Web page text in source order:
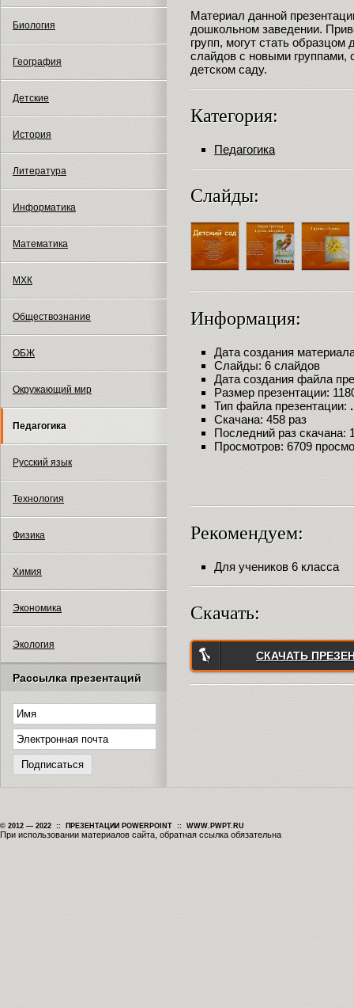
Биология
География
Детские
История
Литература
Информатика
Математика
МХК
Обществознание
ОБЖ
Окружающий мир
Педагогика
Русский язык
Технология
Физика
Химия
Экономика
Экология
Рассылка презентаций
Материал данной
дошкольном заведении.
групп, могут стать
слайдов с новыми группами,
детском саду.
Категория:
Педагогика
Слайды:
Информация:
Дата создания
Слайды: 6 слайдов
Дата создания файла
Размер презентации:
Тип файла презентации:
Скачана: 458 раз
Последний раз скачана:
Просмотров: 6709
Рекомендуем:
Для учеников 6 класса
Скачать:
СКАЧАТЬ
© 2012 — 2022 :: ПРЕЗЕНТАЦИИ POWERPOINT :: WWW.PWPT.RU
При использовании материалов сайта, обратная ссылка обязательна